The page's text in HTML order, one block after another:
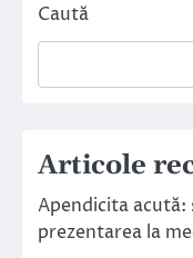
Caută
Articole
Apendicita acută:
prezentarea la